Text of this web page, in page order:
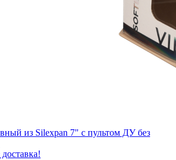
из Silexpan 7" с пультом ДУ без